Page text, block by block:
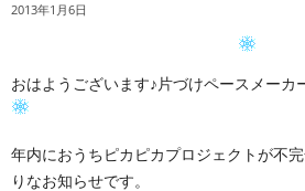
2013年1月6日
おはようございます♪片づけペースメーカ
年内におうちピカピカプロジェクトが不
りなお知らせです。